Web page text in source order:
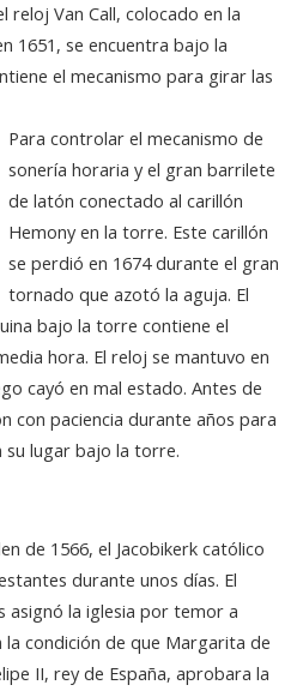
reloj Van Call, colocado en la
1651, se encuentra bajo la
el mecanismo para girar las
Para controlar el mecanismo de
sonería horaria y el gran barrilete
de latón conectado al carillón
Hemony en la torre. Este carillón
se perdió en 1674 durante el gran
tornado que azotó la aguja. El
bajo la torre contiene el
hora. El reloj se mantuvo en
cayó en mal estado. Antes de
con paciencia durante años para
lugar bajo la torre.
de 1566, el Jacobikerk católico
durante unos días. El
asignó la iglesia por temor a
condición de que Margarita de
II, rey de España, aprobara la